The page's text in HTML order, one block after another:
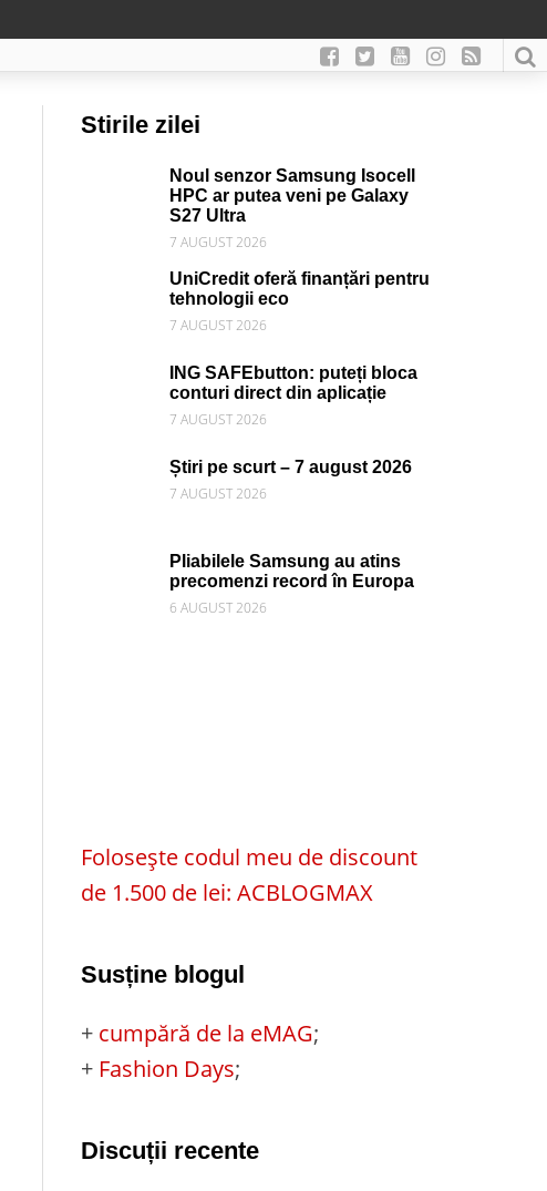
Stirile zilei
Noul senzor Samsung Isocell
HPC ar putea veni pe Galaxy
S27 Ultra
7 AUGUST 2026
UniCredit oferă finanțări pentru
tehnologii eco
7 AUGUST 2026
ING SAFEbutton: puteți bloca
conturi direct din aplicație
7 AUGUST 2026
Știri pe scurt – 7 august 2026
7 AUGUST 2026
Pliabilele Samsung au atins
precomenzi record în Europa
6 AUGUST 2026
Folosește codul meu de discount
de 1.500 de lei: ACBLOGMAX
Susține blogul
+ cumpără de la eMAG;
+ Fashion Days;
Discuții recente